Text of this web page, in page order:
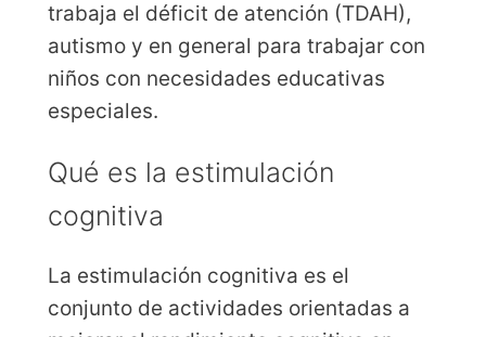
trabaja el déficit de atención (TDAH),
autismo y en general para trabajar con
niños con necesidades educativas
especiales.
Qué es la estimulación
cognitiva
La estimulación cognitiva es el
conjunto de actividades orientadas a